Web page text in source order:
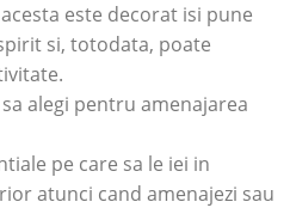
este decorat isi pune
si, totodata, poate
alegi pentru amenajarea
pe care sa le iei in
atunci cand amenajezi sau